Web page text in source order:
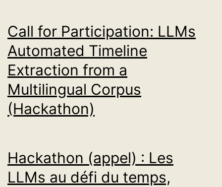
Call for Participation: LLMs
Automated Timeline
Extraction from a
Multilingual Corpus
(Hackathon)
Hackathon (appel) : Les
LLMs au défi du temps,